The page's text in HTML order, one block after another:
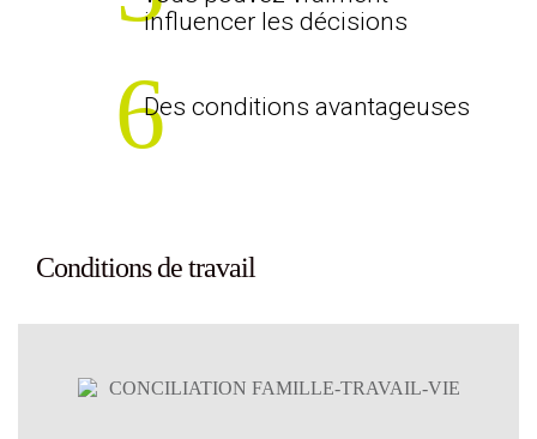
influencer les décisions
Des conditions avantageuses
Conditions de travail